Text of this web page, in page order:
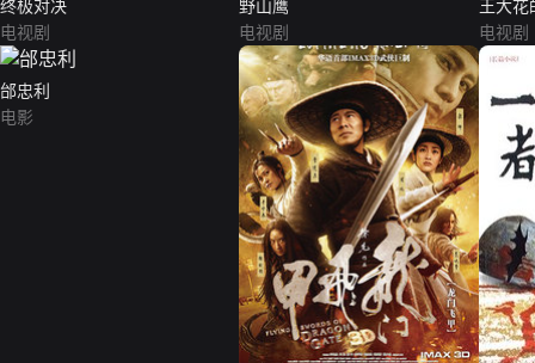
终极对决
电视剧
野山鹰
电视剧
王大花
电视剧
邰忠利
电影